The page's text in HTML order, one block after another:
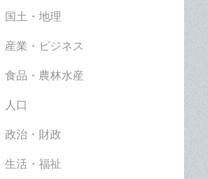
国土・地理
産業・ビジネス
食品・農林水産
人口
政治・財政
生活・福祉